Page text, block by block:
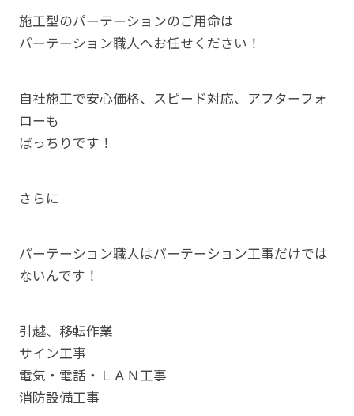
施工型のパーテーションのご用命は
パーテーション職人へお任せください！
自社施工で安心価格、スピード対応、アフターフォ
ローも
ばっちりです！
さらに
パーテーション職人はパーテーション工事だけでは
ないんです！
引越、移転作業
サイン工事
電気・電話・ＬＡＮ工事
消防設備工事